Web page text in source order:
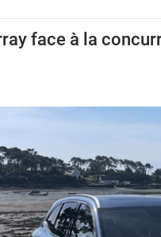
face à la